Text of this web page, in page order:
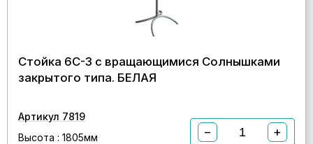
Стойка 6С-3 с вращающимися Солнышками
закрытого типа. БЕЛАЯ
Артикул 7819
Высота : 1805мм
− +